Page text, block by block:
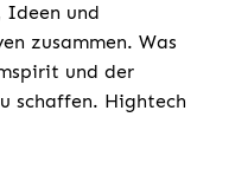
Ideen und
zusammen. Was
und der
schaffen. Hightech